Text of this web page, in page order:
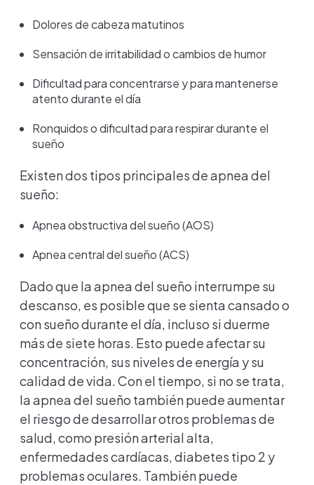
Dolores de cabeza matutinos
Sensación de irritabilidad o cambios de humor
Dificultad para concentrarse y para mantenerse
atento durante el día
Ronquidos o dificultad para respirar durante el
sueño
Existen dos tipos principales de apnea del
sueño:
Apnea obstructiva del sueño (AOS)
Apnea central del sueño (ACS)
Dado que la apnea del sueño interrumpe su
descanso, es posible que se sienta cansado o
con sueño durante el día, incluso si duerme
más de siete horas. Esto puede afectar su
concentración, sus niveles de energía y su
calidad de vida. Con el tiempo, si no se trata,
la apnea del sueño también puede aumentar
el riesgo de desarrollar otros problemas de
salud, como presión arterial alta,
enfermedades cardíacas, diabetes tipo 2 y
problemas oculares. También puede